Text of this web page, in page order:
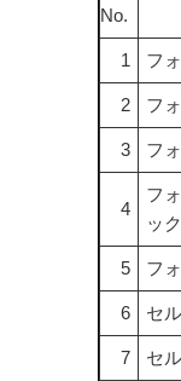
No.
1 フ
2 フ
3 フ
4
フ
ッ
5 フ
6 セ
7 セ